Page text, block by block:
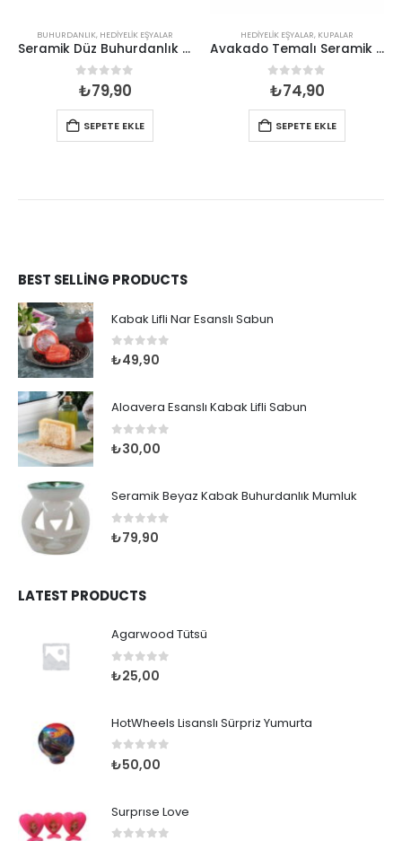
BUHURDANLIK, HEDIYELIK EŞYALAR
Seramik Düz Buhurdanlık Mumluk
0 out of 5
₺79,90
SEPETE EKLE
HEDIYELIK EŞYALAR, KUPALAR
Avakado Temalı Seramik Baskılı Kupa
0 out of 5
₺74,90
SEPETE EKLE
BEST SELLING PRODUCTS
Kabak Lifli Nar Esanslı Sabun
0 out of 5
₺49,90
Aloavera Esanslı Kabak Lifli Sabun
0 out of 5
₺30,00
Seramik Beyaz Kabak Buhurdanlık Mumluk
0 out of 5
₺79,90
LATEST PRODUCTS
Agarwood Tütsü
0 out of 5
₺25,00
HotWheels Lisanslı Sürpriz Yumurta
0 out of 5
₺50,00
Surprıse Love